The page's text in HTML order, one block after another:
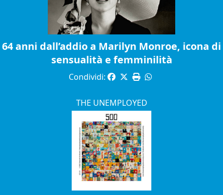
64 anni dall’addio a Marilyn Monroe, icona di
sensualità e femminilità
Condividi:
THE UNEMPLOYED